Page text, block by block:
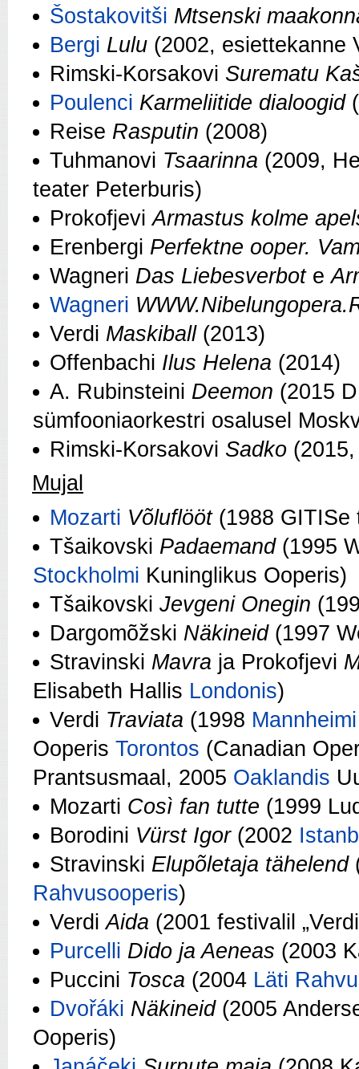
Šostakovitši Mtsenski
Bergi Lulu (2002, esiettekanne
Rimski-Korsakovi Surematu
Poulenci Karmeliitide dialoogid
Reise Rasputin (2008)
Tuhmanovi Tsaarinna (2009,
teater Peterburis)
ProkofjeviArmastus kolme
Erenbergi Perfektne ooper.
Wagneri Das Liebesverbote
Wagneri
Verdi Maskiball (2013)
Offenbachi Ilus Helena (2014)
A. Rubinsteini Deemon (2015
sümfooniaorkestri osalusel
Rimski-Korsakovi Sadko
Mujal
Mozarti Võluflööt (1988 GITISe
Tšaikovski Padaemand (1995
Stockholmi Kuninglikus Ooperis)
Tšaikovski Jevgeni Onegin
Dargomõžski Näkineid (1997
Stravinski Mavra ja Prokofjevi
Elisabeth Hallis Londonis)
Verdi Traviata (1998 Mannheimi
Ooperis Torontos (Canadian
Prantsusmaal, 2005 Oaklandis
Mozarti Così fan tutte (1999
Borodini Vürst Igor (2002
Stravinski Elupõletaja tähelend
Rahvusooperis)
VerdiAida (2001 festivalil
Purcelli Dido ja Aeneas (2003
Puccini Tosca (2004 Läti
Dvořáki Näkineid(2005
Ooperis)